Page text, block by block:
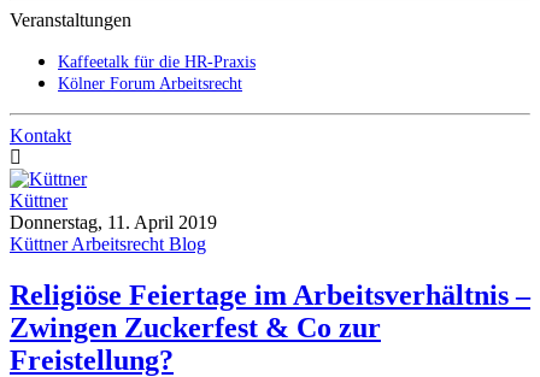
Veranstaltungen
Kaffeetalk für die HR-Praxis
Kölner Forum Arbeitsrecht
Kontakt
Küttner
Donnerstag, 11. April 2019
Küttner Arbeitsrecht Blog
Religiöse Feiertage im Arbeitsverhältnis –
Zwingen Zuckerfest & Co zur
Freistellung?